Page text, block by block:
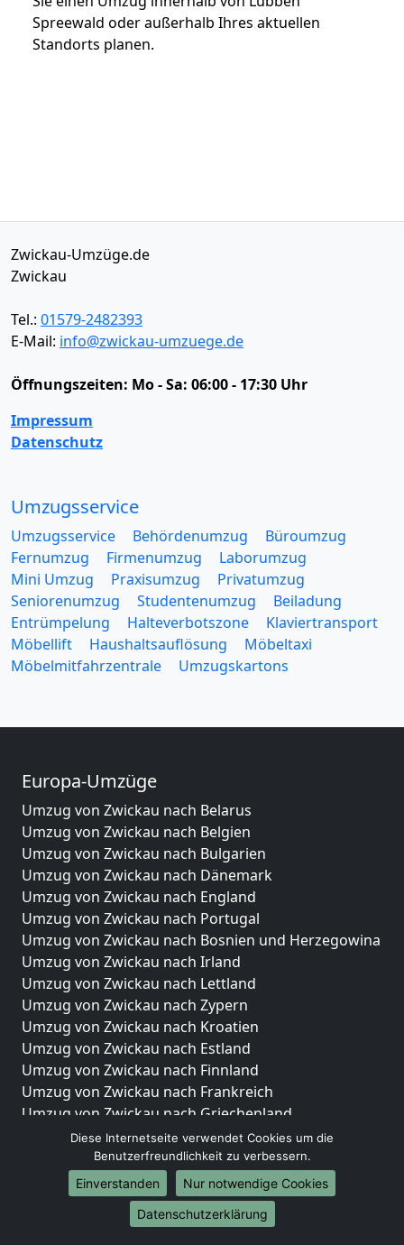
Spreewald oder außerhalb Ihres aktuellen
Standorts planen.
Zwickau-Umzüge.de
Zwickau
Tel.: 01579-2482393
E-Mail: info@zwickau-umzuege.de
Öffnungszeiten: Mo - Sa: 06:00 - 17:30 Uhr
Impressum
Datenschutz
Umzugsservice
Umzugsservice Behördenumzug
Büroumzug
Fernumzug
Firmenumzug
Laborumzug
Mini Umzug
Praxisumzug
Privatumzug
Seniorenumzug
Studentenumzug
Beiladung
Entrümpelung
Halteverbotszone
Klaviertransport
Möbellift
Haushaltsauflösung
Möbeltaxi
Möbelmitfahrzentrale
Umzugskartons
Europa-Umzüge
Umzug von Zwickau nach Belarus
Umzug von Zwickau nach Belgien
Umzug von Zwickau nach Bulgarien
Umzug von Zwickau nach Dänemark
Umzug von Zwickau nach England
Umzug von Zwickau nach Portugal
Umzug von Zwickau nach Bosnien und Herzegowina
Umzug von Zwickau nach Irland
Umzug von Zwickau nach Lettland
Umzug von Zwickau nach Zypern
Umzug von Zwickau nach Kroatien
Umzug von Zwickau nach Estland
Umzug von Zwickau nach Finnland
Umzug von Zwickau nach Frankreich
Umzug von Zwickau nach Griechenland
Umzug von Zwickau nach Italien
Umzug von Zwickau nach Liechtenstein
Umzug von Zwickau nach Luxemburg
Umzug von Zwickau nach Niederlande
Umzug von Zwickau nach Norwegen
Diese Internetseite verwendet Cookies um die
Benutzerfreundlichkeit zu verbessern.
Einverstanden
Nur notwendige Cookies
Datenschutzerklärung